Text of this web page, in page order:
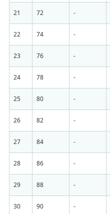
21 72 -
22 74 -
23 76 -
24 78 -
25 80 -
26 82 -
27 84 -
28 86 -
29 88 -
30 90 -